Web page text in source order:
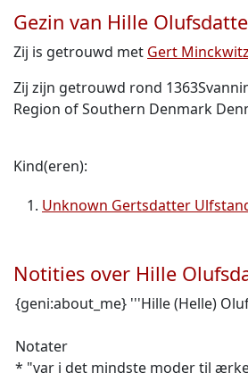
Gezin van Hille
Zij is getrouwd met Gert
Zij zijn getrouwd rond
Region of Southern Denmark
Kind(eren):
Unknown Gertsdatter
Notities over Hille
{geni:about_me} '''Hille (Helle)
Notater
* "var i det mindste moder til